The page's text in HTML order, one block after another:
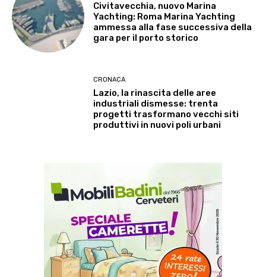
Civitavecchia, nuovo Marina
Yachting: Roma Marina Yachting
ammessa alla fase successiva della
gara per il porto storico
CRONACA
Lazio, la rinascita delle aree
industriali dismesse: trenta
progetti trasformano vecchi siti
produttivi in nuovi poli urbani